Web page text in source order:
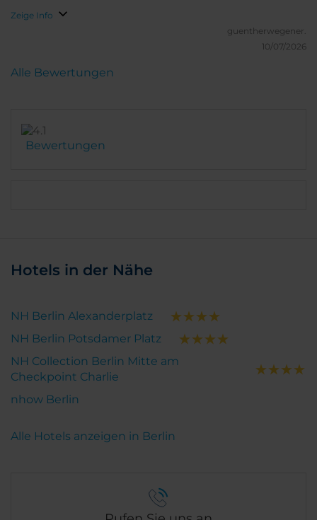
Zeige Info
guentherwegener.
10/07/2026
Bewertungen
Alle Bewertungen
Hotels in der Nähe
NH Berlin Alexanderplatz
NH Berlin Potsdamer Platz
NH Collection Berlin Mitte am
Checkpoint Charlie
nhow Berlin
Alle Hotels anzeigen in Berlin